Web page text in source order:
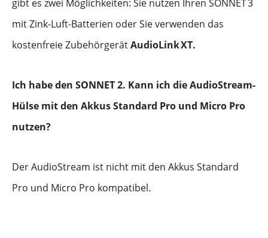
gibt es zwei Möglichkeiten: Sie nutzen Ihren SONNET3
mit Zink-Luft-Batterien oder Sie verwenden das
kostenfreie ZubehörgerätAudioLinkXT.
Ich habe den SONNET 2. Kann ich die AudioStream-
Hülse mit den Akkus Standard Pro und Micro Pro
nutzen?
Der AudioStream ist nicht mit den Akkus Standard
Pro und Micro Pro kompatibel.